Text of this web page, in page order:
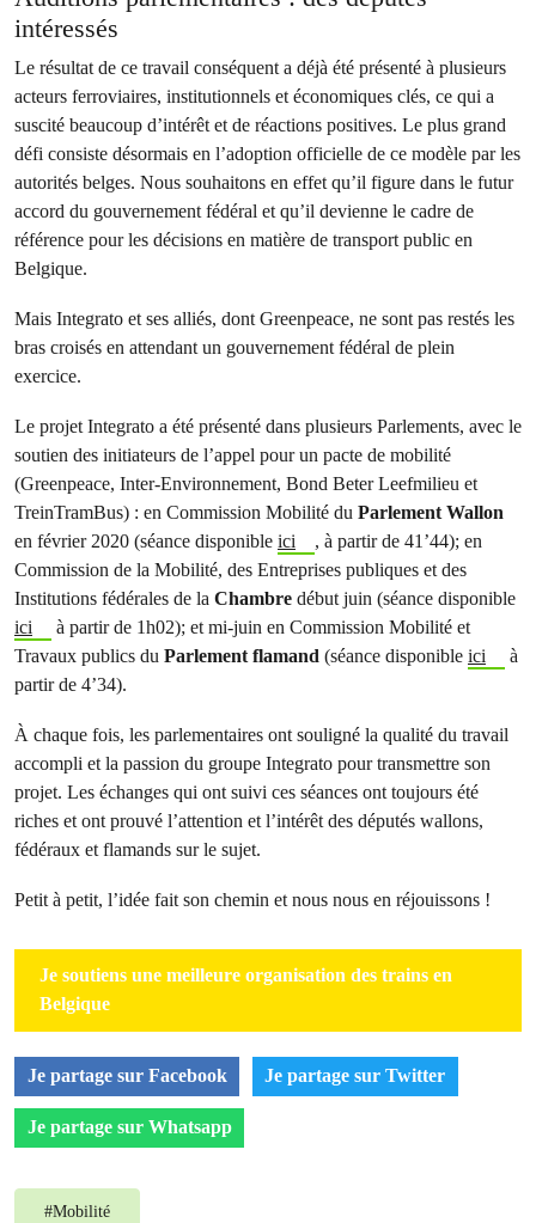
intéressés
Le résultat de ce travail conséquent a déjà été présenté à plusieurs
acteurs ferroviaires, institutionnels et économiques clés, ce qui a
suscité beaucoup d’intérêt et de réactions positives. Le plus grand
défi consiste désormais en l’adoption officielle de ce modèle par les
autorités belges. Nous souhaitons en effet qu’il figure dans le futur
accord du gouvernement fédéral et qu’il devienne le cadre de
référence pour les décisions en matière de transport public en
Belgique.
Mais Integrato et ses alliés, dont Greenpeace, ne sont pas restés les
bras croisés en attendant un gouvernement fédéral de plein
exercice.
Le projet Integrato a été présenté dans plusieurs Parlements, avec le
soutien des initiateurs de l’appel pour un pacte de mobilité
(Greenpeace, Inter-Environnement, Bond Beter Leefmilieu et
TreinTramBus) : en Commission Mobilité du Parlement Wallon
en février 2020 (séance disponible ici
, à partir de 41’44); en
Commission de la Mobilité, des Entreprises publiques et des
Institutions fédérales de la Chambre début juin (séance disponible
ici
à partir de 1h02); et mi-juin en Commission Mobilité et
Travaux publics du Parlement flamand (séance disponible ici
à
partir de 4’34).
À chaque fois, les parlementaires ont souligné la qualité du travail
accompli et la passion du groupe Integrato pour transmettre son
projet. Les échanges qui ont suivi ces séances ont toujours été
riches et ont prouvé l’attention et l’intérêt des députés wallons,
fédéraux et flamands sur le sujet.
Petit à petit, l’idée fait son chemin et nous nous en réjouissons !
Je soutiens une meilleure organisation des trains en
Belgique
Je partage sur Facebook Je partage sur Twitter
Je partage sur Whatsapp
#Mobilité